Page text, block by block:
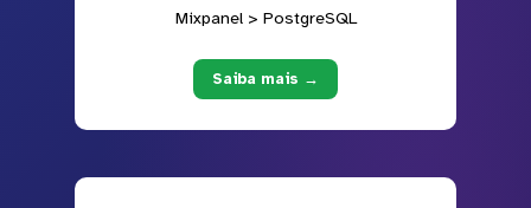
Mixpanel > PostgreSQL
Saiba mais →